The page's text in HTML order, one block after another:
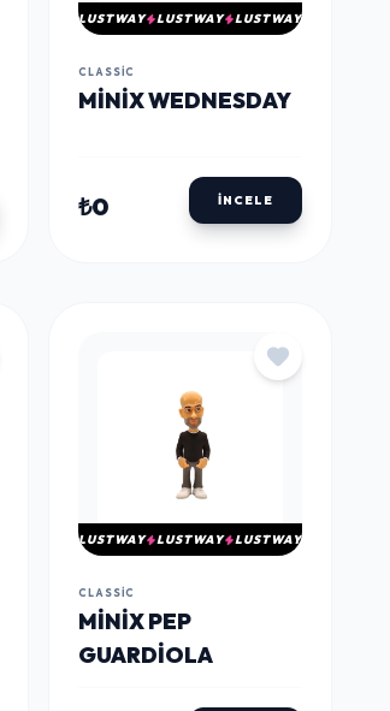
LUSTWAY LUSTWAY LUSTWAY
CLASSIC
MINIX WEDNESDAY
₺0 İNCELE
LUSTWAY LUSTWAY LUSTWAY
CLASSIC
MINIX PEP
GUARDIOLA